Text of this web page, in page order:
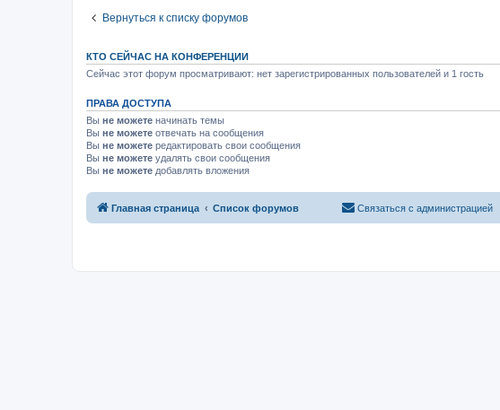
Вернуться к списку форумов
КТО СЕЙЧАС НА КОНФЕРЕНЦИИ
Сейчас этот форум просматривают: нет зарегистрированных пользователей и 1 гость
ПРАВА ДОСТУПА
Вы не можете начинать темы
Вы не можете отвечать на сообщения
Вы не можете редактировать свои сообщения
Вы не можете удалять свои сообщения
Вы не можете добавлять вложения
Главная страница Список форумов Связаться с администрацией